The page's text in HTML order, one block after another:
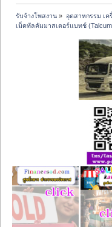
รับจ้างโพสงาน » อุตสาหกรรม เ
เม็ดทัลคัมมาสเตอร์แบทช์